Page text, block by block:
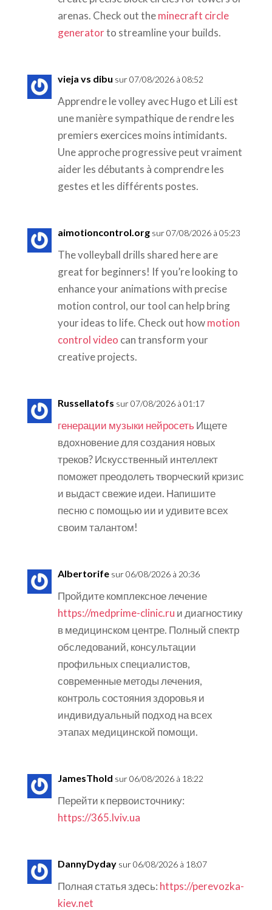
arenas. Check out theminecraft circle
generatorto streamline your builds.
vieja vs dibu sur 07/08/2026 à 08:52
Apprendre le volley avec Hugo et Lili est
une manière sympathique de rendre les
premiers exercices moins intimidants.
Une approche progressive peut vraiment
aider les débutants à comprendre les
gestes et les différents postes.
aimotioncontrol.org sur 07/08/2026 à 05:23
The volleyball drills shared here are
great for beginners! If you’re looking to
enhance your animations with precise
motion control, our tool can help bring
your ideas to life. Check out howmotion
control video can transform your
creative projects.
Russellatofs sur 07/08/2026 à 01:17
генерации музыки нейросеть Ищете
вдохновение для создания новых
треков? Искусственный интеллект
поможет преодолеть творческий кризис
и выдаст свежие идеи. Напишите
песню с помощью ии и удивите всех
своим талантом!
Albertorife sur 06/08/2026 à 20:36
Пройдите комплексное лечение
https://medprime-clinic.ru и диагностику
в медицинском центре. Полный спектр
обследований, консультации
профильных специалистов,
современные методы лечения,
контроль состояния здоровья и
индивидуальный подход на всех
этапах медицинской помощи.
JamesThold sur 06/08/2026 à 18:22
Перейти к первоисточнику:
https://365.lviv.ua
DannyDyday sur 06/08/2026 à 18:07
Полная статья здесь: https://perevozka-
kiev.net